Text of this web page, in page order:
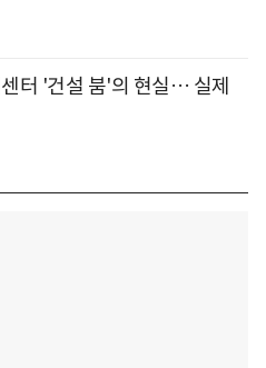
터 '건설 붐'의 현실… 실제